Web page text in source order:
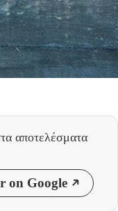
αποτελέσματα
on Google